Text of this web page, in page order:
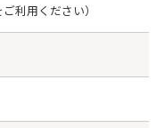
利用ください）